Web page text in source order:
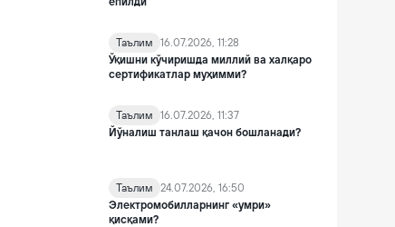
Таълим
16.07.2026, 11:28
Ўқишни кўчиришда миллий ва халқаро
сертификатлар муҳимми?
Таълим
16.07.2026, 11:37
Йўналиш танлаш қачон бошланади?
Таълим
24.07.2026, 16:50
Электромобилларнинг «умри»
қисқами?